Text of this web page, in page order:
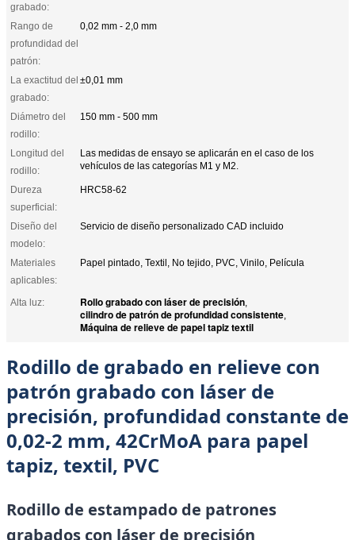
grabado:
Rango de
profundidad del
patrón:
0,02 mm - 2,0 mm
La exactitud del
grabado:
±0,01 mm
Diámetro del
rodillo:
150 mm - 500 mm
Longitud del
rodillo:
Las medidas de ensayo se aplicarán en el caso de los
vehículos de las categorías M1 y M2.
Dureza
superficial:
HRC58-62
Diseño del
modelo:
Servicio de diseño personalizado CAD incluido
Materiales
aplicables:
Papel pintado, Textil, No tejido, PVC, Vinilo, Película
Alta luz: Rollo grabado con láser de precisión,
cilindro de patrón de profundidad consistente,
Máquina de relieve de papel tapiz textil
Rodillo de grabado en relieve con
patrón grabado con láser de
precisión, profundidad constante de
0,02-2 mm, 42CrMoA para papel
tapiz, textil, PVC
Rodillo de estampado de patrones
grabados con láser de precisión